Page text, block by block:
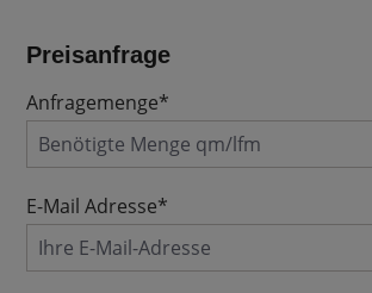
Preisanfrage
Anfragemenge*
E-Mail Adresse*